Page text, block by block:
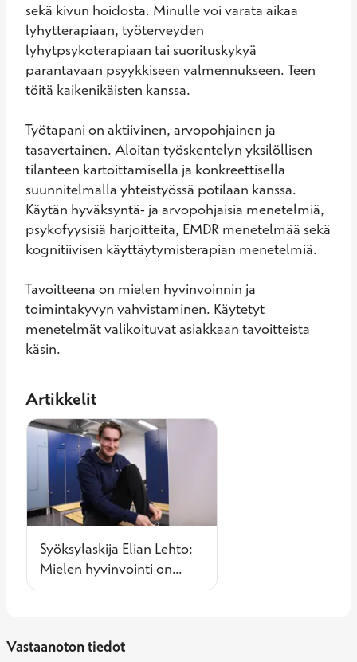
sekä kivun hoidosta. Minulle voi varata aikaa
lyhytterapiaan, työterveyden
lyhytpsykoterapiaan tai suorituskykyä
parantavaan psyykkiseen valmennukseen. Teen
töitä kaikenikäisten kanssa.
Työtapani on aktiivinen, arvopohjainen ja
tasavertainen. Aloitan työskentelyn yksilöllisen
tilanteen kartoittamisella ja konkreettisella
suunnitelmalla yhteistyössä potilaan kanssa.
Käytän hyväksyntä- ja arvopohjaisia menetelmiä,
psykofyysisiä harjoitteita, EMDR menetelmää sekä
kognitiivisen käyttäytymisterapian menetelmiä.
Tavoitteena on mielen hyvinvoinnin ja
toimintakyvyn vahvistaminen. Käytetyt
menetelmät valikoituvat asiakkaan tavoitteista
käsin.
Artikkelit
Syöksylaskija Elian Lehto:
Mielen hyvinvointi on
tässä lajissa kaikki kaikessa
Vastaanoton tiedot